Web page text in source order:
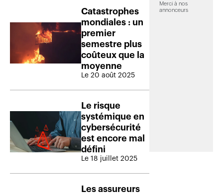
Catastrophes
mondiales : un
premier
semestre plus
coûteux que la
moyenne
Le 20 août 2025
Le risque
systémique en
cybersécurité
est encore mal
défini
Le 18 juillet 2025
Les assureurs
Merci à nos
annonceurs